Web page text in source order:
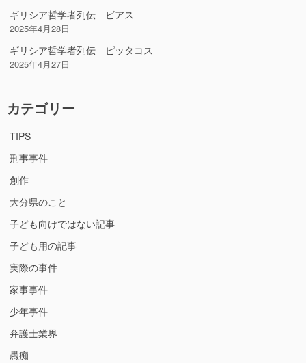
ギリシア哲学者列伝 ビアス
2025年4月28日
ギリシア哲学者列伝 ピッタコス
2025年4月27日
カテゴリー
TIPS
刑事事件
創作
大分県のこと
子ども向けではない記事
子ども用の記事
実際の事件
家事事件
少年事件
弁護士業界
愚痴